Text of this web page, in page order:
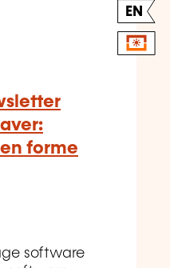
EN
forme
software